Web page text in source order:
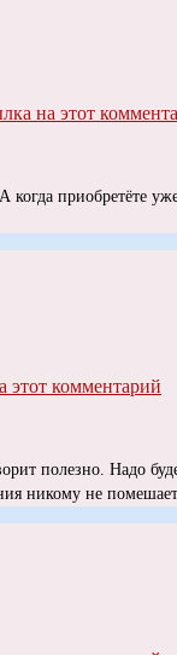
на этот
приобретёте
этот комментарий
полезно. Надо
никому не